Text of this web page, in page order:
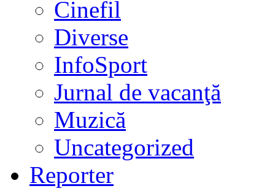
Cinefil
Diverse
InfoSport
Jurnal de vacanţă
Muzică
Uncategorized
Reporter